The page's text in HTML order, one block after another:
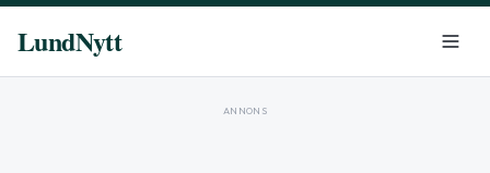
LundNytt
ANNONS